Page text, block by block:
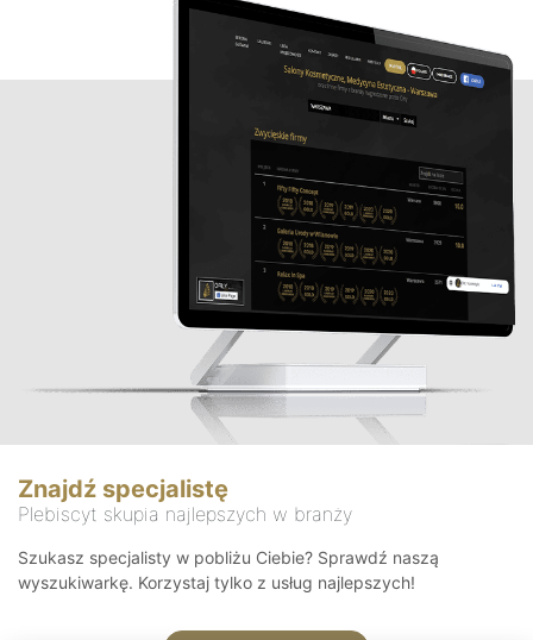
Znajdź specjalistę
Plebiscyt skupia najlepszych w branży
Szukasz specjalisty w pobliżu Ciebie? Sprawdź naszą
wyszukiwarkę. Korzystaj tylko z usług najlepszych!